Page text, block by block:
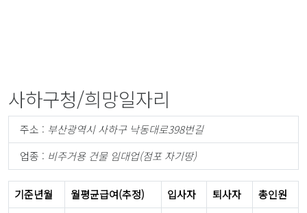
사하구청/희망일자리
주소 : 부산광역시 사하구 낙동대로398번길
업종 : 비주거용 건물 임대업(점포 자기땅)
기준년월 월평균급여(추정) 입사자 퇴사자
총인원